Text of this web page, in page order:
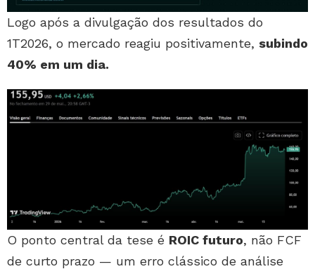
Logo após a divulgação dos resultados do
1T2026, o mercado reagiu positivamente, subindo
40% em um dia.
O ponto central da tese é ROIC futuro, não FCF
de curto prazo — um erro clássico de análise